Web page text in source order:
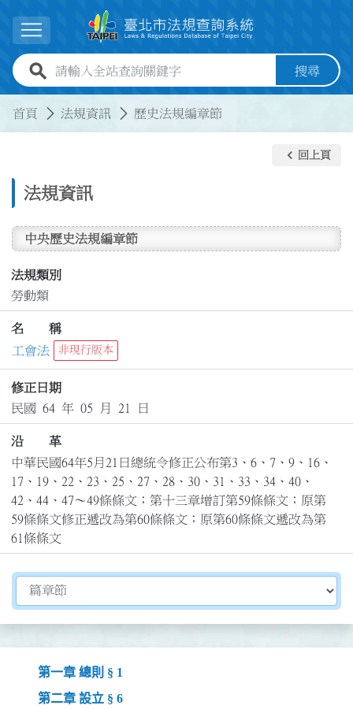
展開選單
全站查詢關鍵字欄位 搜尋
首頁 法規資訊 歷史法規編章節
法規資訊
keyboard_arrow_left 回上頁
中央歷史法規編章節
法規類別
勞動類
名 稱
工會法
非現行版本
修正日期
民國 64 年 05 月 21 日
沿 革
中華民國64年5月21日總統令修正公布第3、6、7、9、16、
17、19、22、23、25、27、28、30、31、33、34、40、
42、44、47～49條條文；第十三章增訂第59條條文；原第
59條條文修正遞改為第60條條文；原第60條條文遞改為第
61條條文
切換選擇法規資訊內容
第一章 總則 § 1
第二章 設立 § 6